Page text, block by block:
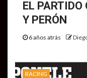
EL PARTIDO
Y PERÓN
6 años atrás
RACING